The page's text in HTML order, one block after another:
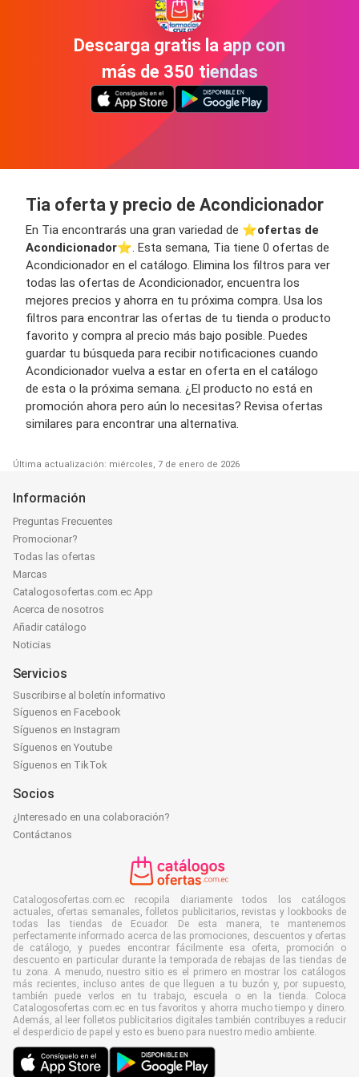
Descarga gratis la app con
más de 350 tiendas
Tia oferta y precio de Acondicionador
En Tia encontrarás una gran variedad de ⭐️ofertas de
Acondicionador⭐️. Esta semana, Tia tiene 0 ofertas de
Acondicionador en el catálogo. Elimina los filtros para ver
todas las ofertas de Acondicionador, encuentra los
mejores precios y ahorra en tu próxima compra. Usa los
filtros para encontrar las ofertas de tu tienda o producto
favorito y compra al precio más bajo posible. Puedes
guardar tu búsqueda para recibir notificaciones cuando
Acondicionador vuelva a estar en oferta en el catálogo
de esta o la próxima semana. ¿El producto no está en
promoción ahora pero aún lo necesitas? Revisa ofertas
similares para encontrar una alternativa.
Última actualización: miércoles, 7 de enero de 2026
Información
Preguntas Frecuentes
Promocionar?
Todas las ofertas
Marcas
Catalogosofertas.com.ec App
Acerca de nosotros
Añadir catálogo
Noticias
Servicios
Suscribirse al boletín informativo
Síguenos en Facebook
Síguenos en Instagram
Síguenos en Youtube
Síguenos en TikTok
Socios
¿Interesado en una colaboración?
Contáctanos
Catalogosofertas.com.ec recopila diariamente todos los catálogos
actuales, ofertas semanales, folletos publicitarios, revistas y lookbooks de
todas las tiendas de Ecuador. De esta manera, te mantenemos
perfectamente informado acerca de las promociones, descuentos y ofertas
de catálogo, y puedes encontrar fácilmente esa oferta, promoción o
descuento en particular durante la temporada de rebajas de las tiendas de
tu zona. A menudo, nuestro sitio es el primero en mostrar los catálogos
más recientes, incluso antes de que lleguen a tu buzón y, por supuesto,
también puede verlos en tu trabajo, escuela o en la tienda. Coloca
Catalogosofertas.com.ec en tus favoritos y ahorra mucho tiempo y dinero.
Además, al leer folletos publicitarios digitales también contribuyes a reducir
el desperdicio de papel y esto es bueno para nuestro medio ambiente.